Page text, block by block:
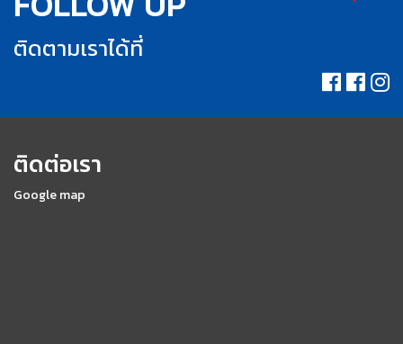
ติดตามเราได้ที่
ติดต่อเรา
Google map